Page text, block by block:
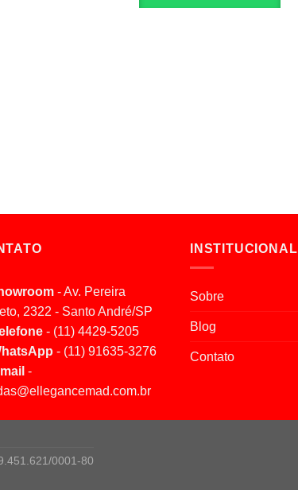
- Av. Pereira
2322 - Santo André/SP
- (11) 4429-5205
- (11) 91635-3276
-
INSTITUCIONAL
Sobre
Blog
Contato
0001-80